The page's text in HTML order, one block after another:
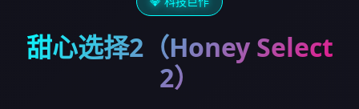
甜心选择2（Honey Select
2）